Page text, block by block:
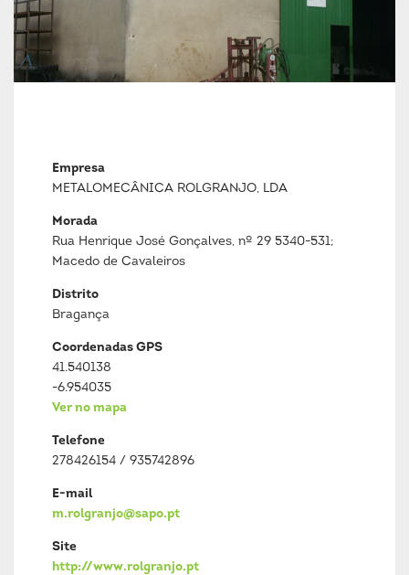
Empresa
METALOMECÂNICA ROLGRANJO, LDA
Morada
Rua Henrique José Gonçalves, nº 29 5340-531;
Macedo de Cavaleiros
Distrito
Bragança
Coordenadas GPS
41.540138
-6.954035
Ver no mapa
Telefone
278426154 / 935742896
E-mail
m.rolgranjo@sapo.pt
Site
http://www.rolgranjo.pt